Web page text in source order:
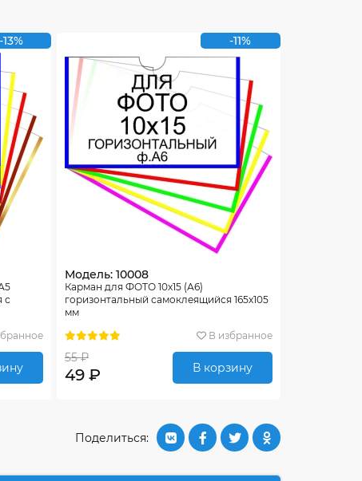
-13%
с
-11%
Модель: 10008
Карман для ФОТО 10х15 (А6)
горизонтальный самоклеящийся 165х105
мм
В избранное
55 ₽
49 ₽ В корзину
Поделиться: